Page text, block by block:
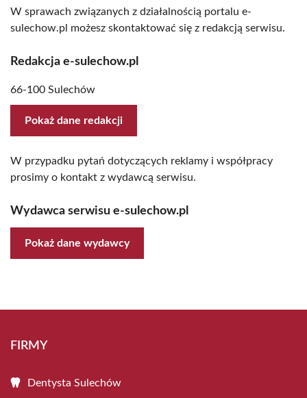
W sprawach związanych z działalnością portalu e-
sulechow.pl możesz skontaktować się z redakcją serwisu.
Redakcja e-sulechow.pl
66-100 Sulechów
Pokaż dane redakcji
W przypadku pytań dotyczących reklamy i współpracy
prosimy o kontakt z wydawcą serwisu.
Wydawca serwisu e-sulechow.pl
Pokaż dane wydawcy
FIRMY
Dentysta Sulechów